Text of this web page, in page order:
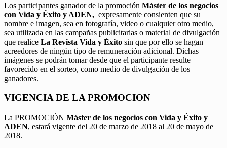
Los participantes ganador de la promoción Máster de los negocios
con Vida y Éxito y ADEN, expresamente consienten que su
nombre e imagen, sea en fotografía, video o cualquier otro medio,
sea utilizada en las campañas publicitarias o material de divulgación
que realice La Revista Vida y Éxito sin que por ello se hagan
acreedores de ningún tipo de remuneración adicional. Dichas
imágenes se podrán tomar desde que el participante resulte
favorecido en el sorteo, como medio de divulgación de los
ganadores.
VIGENCIA DE LA PROMOCION
La PROMOCIÓN Máster de los negocios con Vida y Éxito y
ADEN, estará vigente del 20 de marzo de 2018 al 20 de mayo de
2018.